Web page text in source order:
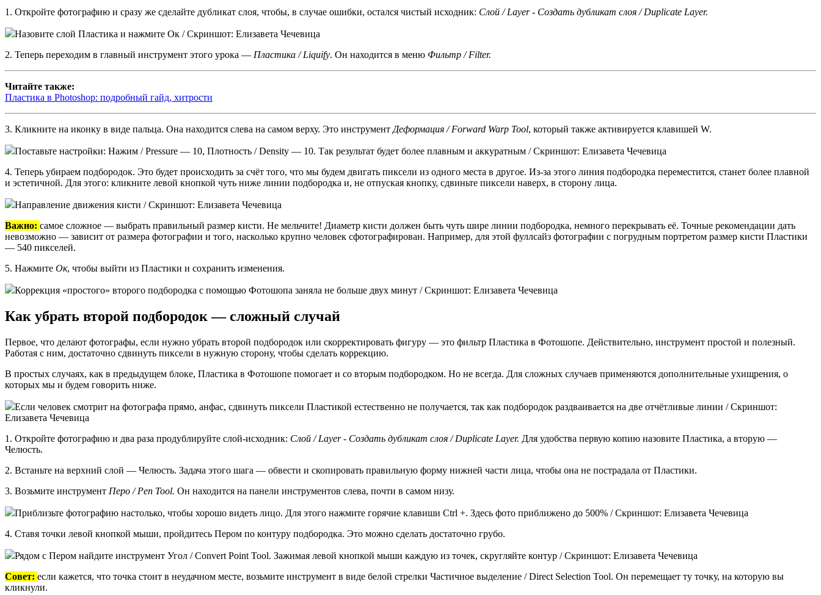
1. Откройте фотографию и сразу же сделайте дубликат слоя, чтобы, в случае ошибки, остался чистый исходник: Слой / Layer - Создать дубликат слоя / Duplicate Layer.
Назовите слой Пластика и нажмите Ок / Скриншот: Елизавета Чечевица
2. Теперь переходим в главный инструмент этого урока — Пластика / Liquify. Он находится в меню Фильтр / Filter.
Читайте также:
Пластика в Photoshop: подробный гайд, хитрости
3. Кликните на иконку в виде пальца. Она находится слева на самом верху. Это инструмент Деформация / Forward Warp Tool, который также активируется клавишей W.
Поставьте настройки: Нажим / Pressure — 10, Плотность / Density — 10. Так результат будет более плавным и аккуратным / Скриншот: Елизавета Чечевица
4. Теперь убираем подбородок. Это будет происходить за счёт того, что мы будем двигать пиксели из одного места в другое. Из-за этого линия подбородка переместится, станет более плавной
и эстетичной. Для этого: кликните левой кнопкой чуть ниже линии подбородка и, не отпуская кнопку, сдвиньте пиксели наверх, в сторону лица.
Направление движения кисти / Скриншот: Елизавета Чечевица
Важно: самое сложное — выбрать правильный размер кисти. Не мельчите! Диаметр кисти должен быть чуть шире линии подбородка, немного перекрывать её. Точные рекомендации дать
невозможно — зависит от размера фотографии и того, насколько крупно человек сфотографирован. Например, для этой фуллсайз фотографии с погрудным портретом размер кисти Пластики
— 540 пикселей.
5. Нажмите Ок, чтобы выйти из Пластики и сохранить изменения.
Коррекция «простого» второго подбородка с помощью Фотошопа заняла не больше двух минут / Скриншот: Елизавета Чечевица
Как убрать второй подбородок — сложный случай
Первое, что делают фотографы, если нужно убрать второй подбородок или скорректировать фигуру — это фильтр Пластика в Фотошопе. Действительно, инструмент простой и полезный.
Работая с ним, достаточно сдвинуть пиксели в нужную сторону, чтобы сделать коррекцию.
В простых случаях, как в предыдущем блоке, Пластика в Фотошопе помогает и со вторым подбородком. Но не всегда. Для сложных случаев применяются дополнительные ухищрения, о
которых мы и будем говорить ниже.
Если человек смотрит на фотографа прямо, анфас, сдвинуть пиксели Пластикой естественно не получается, так как подбородок раздваивается на две отчётливые линии / Скриншот:
Елизавета Чечевица
1. Откройте фотографию и два раза продублируйте слой-исходник: Слой / Layer - Создать дубликат слоя / Duplicate Layer. Для удобства первую копию назовите Пластика, а вторую —
Челюсть.
2. Встаньте на верхний слой — Челюсть. Задача этого шага — обвести и скопировать правильную форму нижней части лица, чтобы она не пострадала от Пластики.
3. Возьмите инструмент Перо / Pen Tool. Он находится на панели инструментов слева, почти в самом низу.
Приблизьте фотографию настолько, чтобы хорошо видеть лицо. Для этого нажмите горячие клавиши Ctrl +. Здесь фото приближено до 500% / Скриншот: Елизавета Чечевица
4. Ставя точки левой кнопкой мыши, пройдитесь Пером по контуру подбородка. Это можно сделать достаточно грубо.
Рядом с Пером найдите инструмент Угол / Convert Point Tool. Зажимая левой кнопкой мыши каждую из точек, скругляйте контур / Скриншот: Елизавета Чечевица
Совет: если кажется, что точка стоит в неудачном месте, возьмите инструмент в виде белой стрелки Частичное выделение / Direct Selection Tool. Он перемещает ту точку, на которую вы
кликнули.